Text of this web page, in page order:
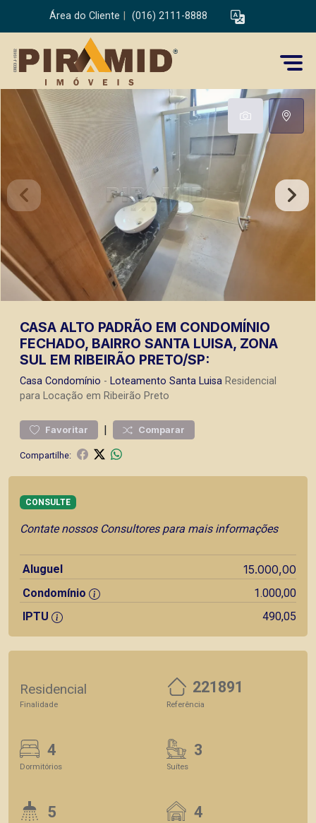
Área do Cliente (016) 2111-8888
CASA ALTO PADRÃO EM CONDOMÍNIO
FECHADO, BAIRRO SANTA LUISA, ZONA
SUL EM RIBEIRÃO PRETO/SP:
Casa Condomínio - Loteamento Santa Luisa Residencial
para Locação em Ribeirão Preto
Favoritar | Comparar
Compartilhe:
CONSULTE
Contate nossos Consultores para mais informações
Aluguel 15.000,00
Condomínio
1.000,00
IPTU
490,05
Residencial
Finalidade
221891
Referência
4
Dormitórios
3
Suítes
5 4